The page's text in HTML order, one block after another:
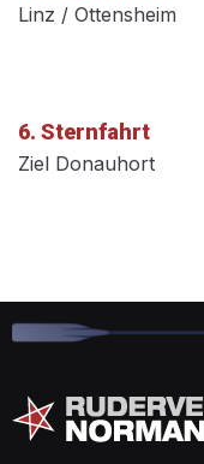
Linz / Ottensheim
6. Sternfahrt
Ziel Donauhort